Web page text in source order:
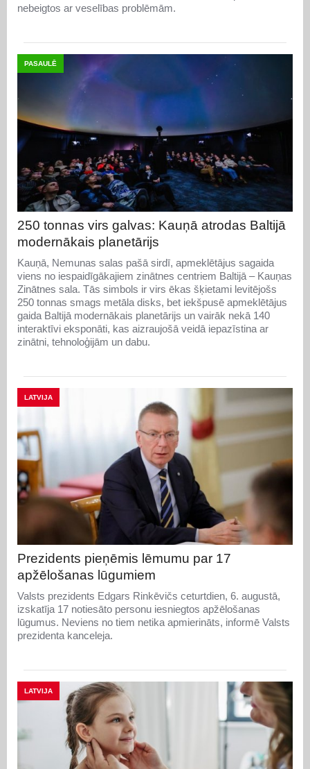
nebeigtos ar veselības problēmām.
PASAULĒ
250 tonnas virs galvas: Kauņā atrodas Baltijā
modernākais planetārijs
Kauņā, Nemunas salas pašā sirdī, apmeklētājus sagaida
viens no iespaidīgākajiem zinātnes centriem Baltijā – Kauņas
Zinātnes sala. Tās simbols ir virs ēkas šķietami levitējošs
250 tonnas smags metāla disks, bet iekšpusē apmeklētājus
gaida Baltijā modernākais planetārijs un vairāk nekā 140
interaktīvi eksponāti, kas aizraujošā veidā iepazīstina ar
zinātni, tehnoloģijām un dabu.
LATVIJA
Prezidents pieņēmis lēmumu par 17
apžēlošanas lūgumiem
Valsts prezidents Edgars Rinkēvičs ceturtdien, 6. augustā,
izskatīja 17 notiesāto personu iesniegtos apžēlošanas
lūgumus. Neviens no tiem netika apmierināts, informē Valsts
prezidenta kanceleja.
LATVIJA